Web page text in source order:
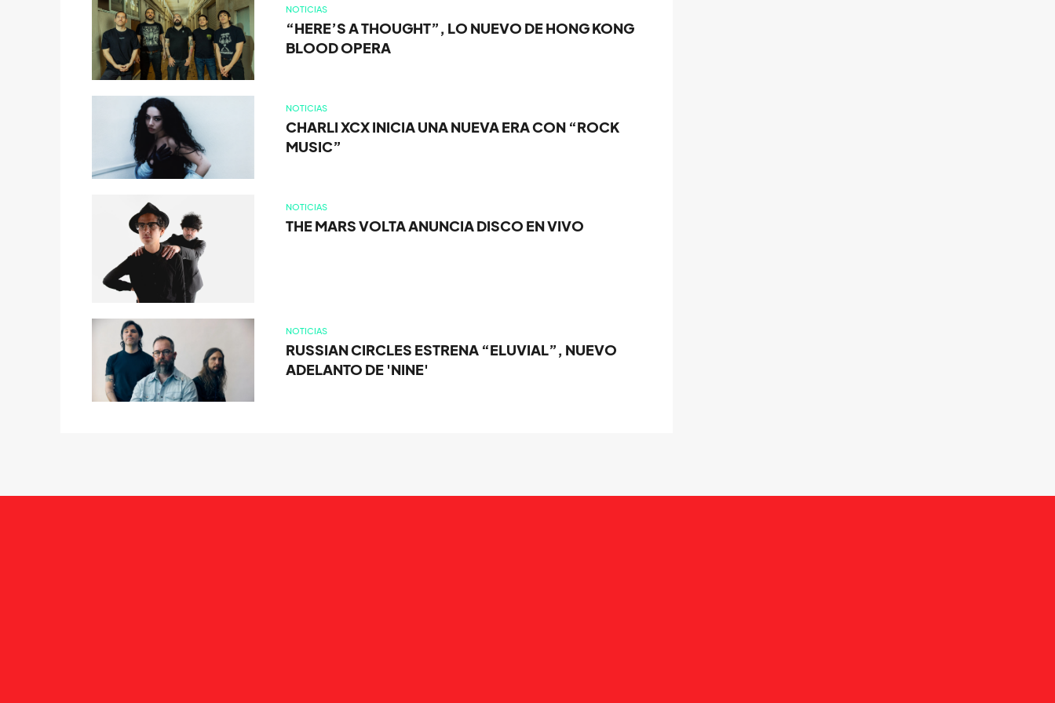
NOTICIAS
“HERE’S A THOUGHT”, LO NUEVO DE HONG KONG
BLOOD OPERA
NOTICIAS
CHARLI XCX INICIA UNA NUEVA ERA CON “ROCK
MUSIC”
NOTICIAS
THE MARS VOLTA ANUNCIA DISCO EN VIVO
NOTICIAS
RUSSIAN CIRCLES ESTRENA “ELUVIAL”, NUEVO
ADELANTO DE 'NINE'